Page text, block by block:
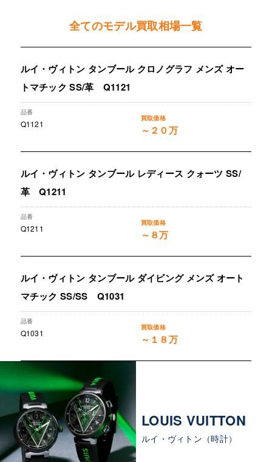
全てのモデル買取相場一覧
ルイ・ヴィトン タンブール クロノグラフ メンズ オー
トマチック SS/革 Q1121
Q1121 ～２０万
ルイ・ヴィトン タンブール レディース クォーツ SS/
革 Q1211
Q1211 ～８万
ルイ・ヴィトン タンブール ダイビング メンズ オート
マチック SS/SS Q1031
Q1031 ～１８万
LOUIS VUITTON
ルイ・ヴィトン（時計）